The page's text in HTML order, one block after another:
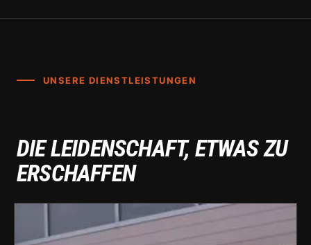
UNSERE DIENSTLEISTUNGEN
DIE LEIDENSCHAFT, ETWAS ZU
ERSCHAFFEN